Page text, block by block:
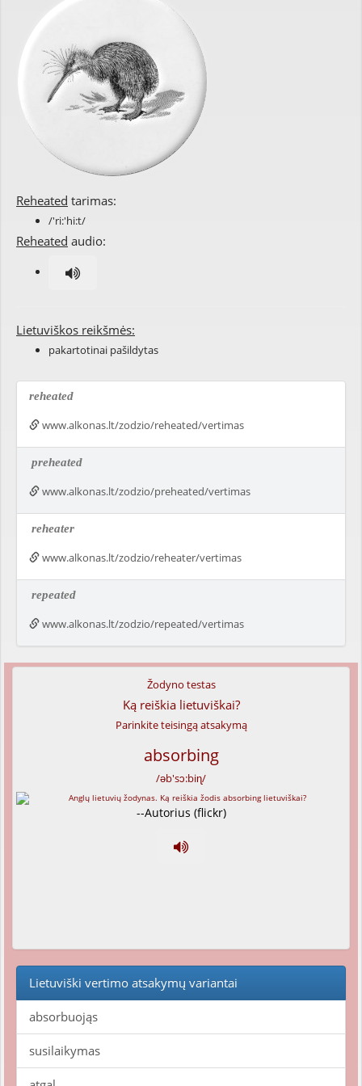
Reheated tarimas:
/'ri:'hi:t/
Reheated audio:
Lietuviškos reikšmės:
pakartotinai pašildytas
reheated
www.alkonas.lt/zodzio/reheated/vertimas
preheated
www.alkonas.lt/zodzio/preheated/vertimas
reheater
www.alkonas.lt/zodzio/reheater/vertimas
repeated
www.alkonas.lt/zodzio/repeated/vertimas
Žodyno testas
Ką reiškia lietuviškai?
Parinkite teisingą atsakymą
absorbing
/əb'sɔ:biɳ/
--Autorius (flickr)
Lietuviški vertimo atsakymų variantai
absorbuojąs
susilaikymas